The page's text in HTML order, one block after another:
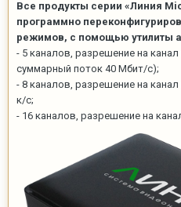
Все продукты серии «Линия
программно
режимов, с помощью утилиты
- 5 каналов, разрешение на канал
суммарный поток 40 Мбит/с);
- 8 каналов, разрешение на
к/с;
- 16 каналов, разрешение на